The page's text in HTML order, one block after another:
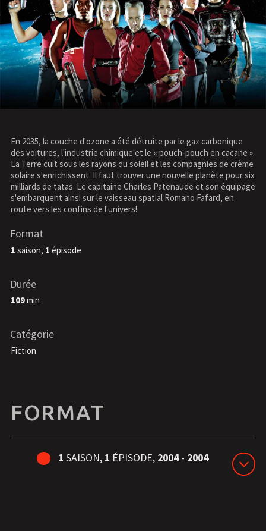
En 2035, la couche d'ozone a été détruite par le gaz carbonique
des voitures, l'industrie chimique et le « pouch-pouch en cacane ».
La Terre cuit sous les rayons du soleil et les compagnies de crème
solaire s'enrichissent. Il faut trouver une nouvelle planète pour six
milliards de tatas. Le capitaine Charles Patenaude et son équipage
s'embarquent ainsi sur le vaisseau spatial Romano Fafard, en
route vers les confins de l'univers!
Format
1 saison, 1 épisode
Durée
109min
Catégorie
Fiction
FORMAT
1 SAISON, 1 ÉPISODE, 2004- 2004